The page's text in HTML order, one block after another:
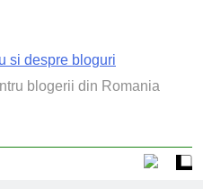
– Cu Si
blogerii din Romania